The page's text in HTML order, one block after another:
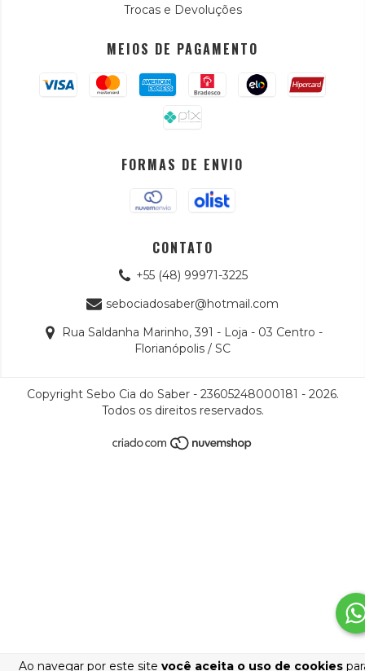
Ao navegar por este site você aceita o uso de cookies
Trocas e Devoluções
MEIOS DE PAGAMENTO
FORMAS DE ENVIO
CONTATO
+55 (48) 99971-3225
sebociadosaber@hotmail.com
Rua Saldanha Marinho, 391 - Loja - 03 Centro -
Florianópolis / SC
Copyright Sebo Cia do Saber - 23605248000181 - 2026.
Todos os direitos reservados.